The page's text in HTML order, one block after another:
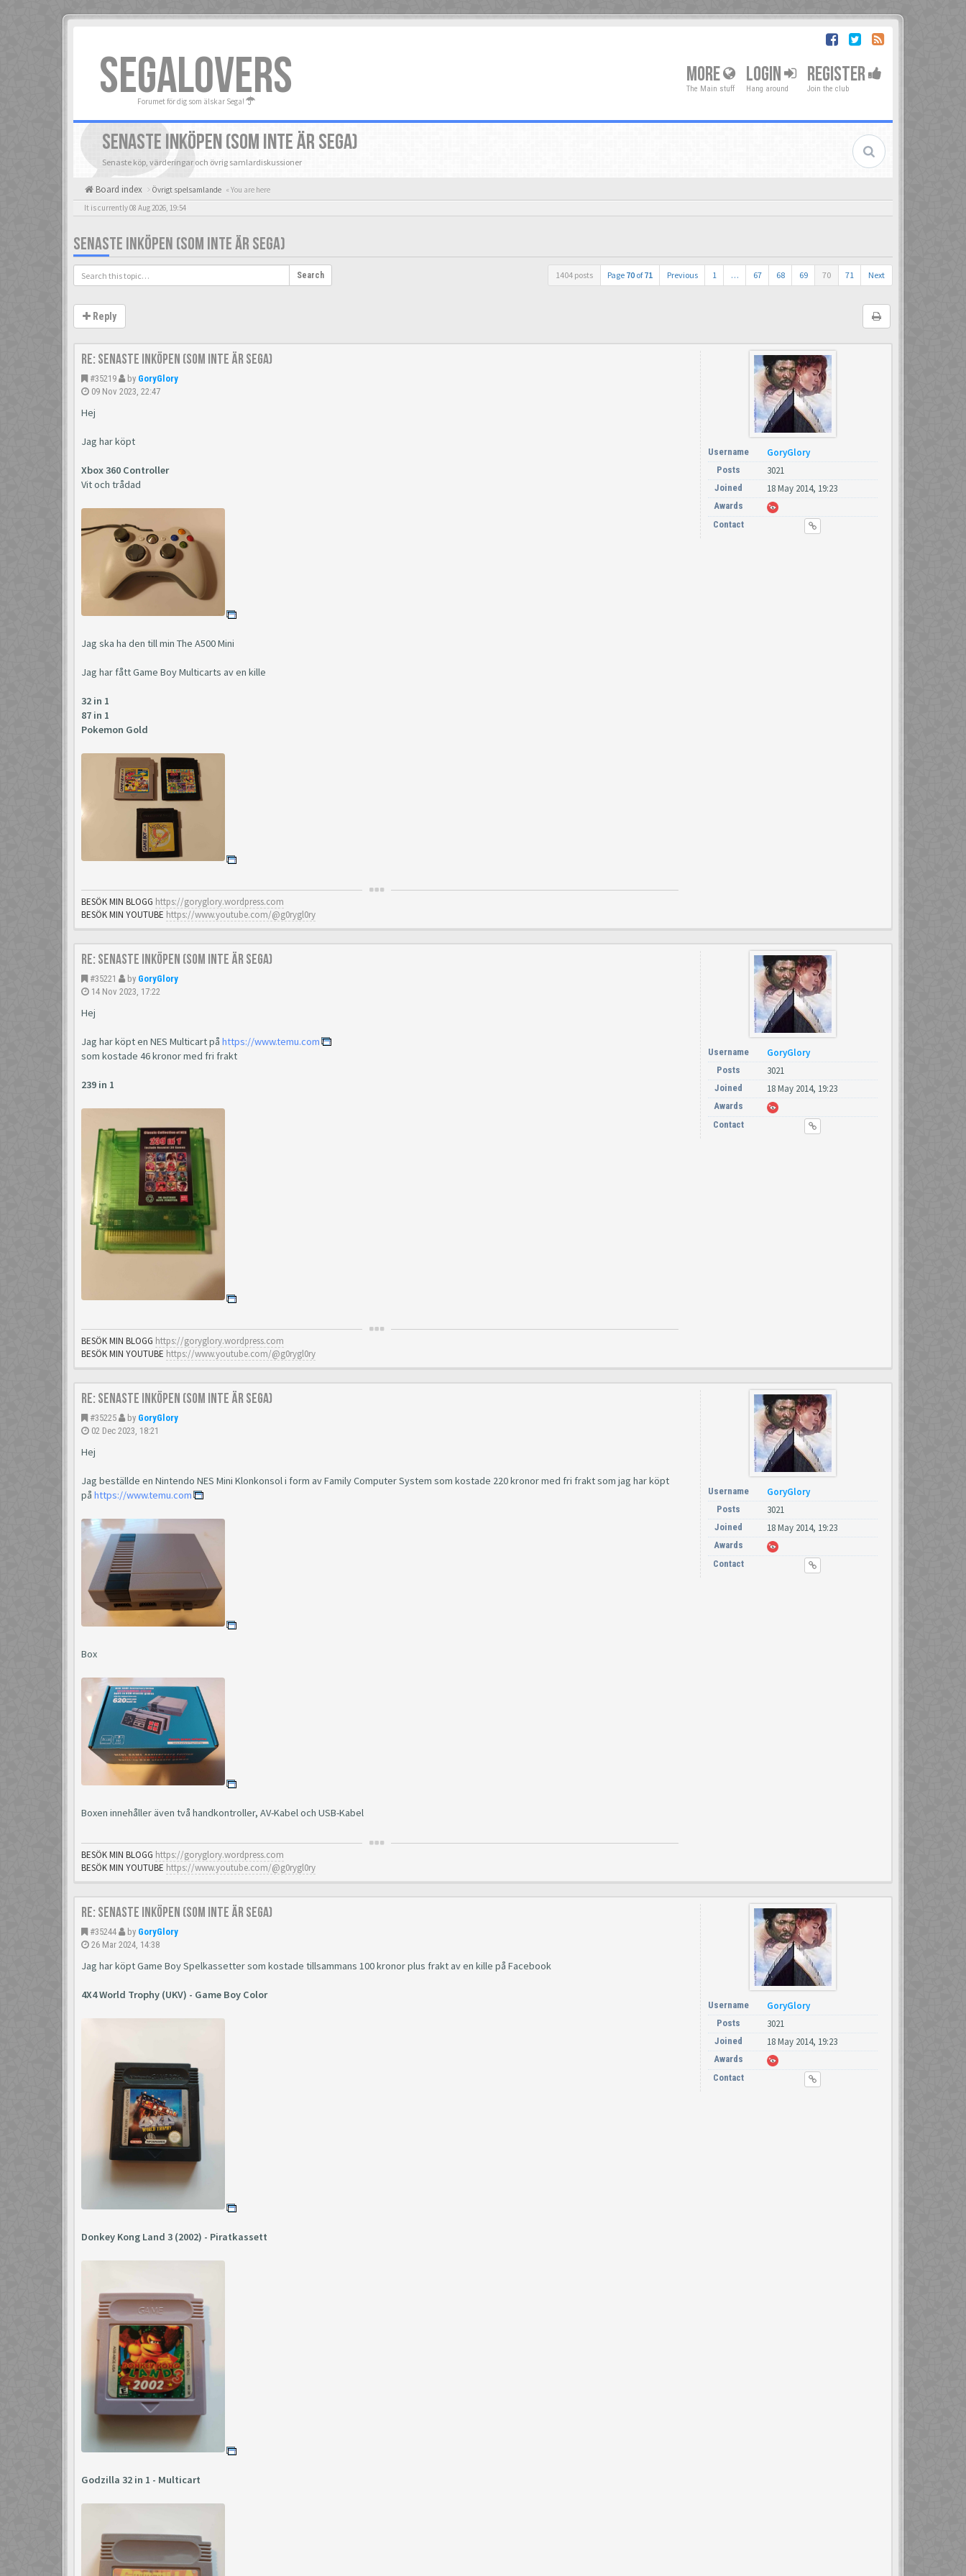
SEGALOVERS
Forumet för dig som älskar Sega!
MORE
The Main stuff
LOGIN
Hang around
REGISTER
Join the club
SENASTE INKÖPEN (SOM INTE ÄR SEGA)
Senaste köp, värderingar och övrig samlardiskussioner
Board index Övrigt spelsamlande « You are here
It is currently 08 Aug 2026, 19:54
SENASTE INKÖPEN (SOM INTE ÄR SEGA)
Search 1404 posts Page 70 of71 Previous 1 … 67 68 69 70 71 Next
Reply
Re: Senaste inköpen (som inte är Sega)
#35219 by GoryGlory
09 Nov 2023, 22:47
Hej
Jag har köpt
Xbox 360 Controller
Vit och trådad
Jag ska ha den till min The A500 Mini
Jag har fått Game Boy Multicarts av en kille
32 in 1
87 in 1
Pokemon Gold
BESÖK MIN BLOGG https://goryglory.wordpress.com
BESÖK MIN YOUTUBE https://www.youtube.com/@g0rygl0ry
Username GoryGlory
Posts 3021
Joined 18 May 2014, 19:23
Awards
Contact
Re: Senaste inköpen (som inte är Sega)
#35221 by GoryGlory
14 Nov 2023, 17:22
Hej
Jag har köpt en NES Multicart på https://www.temu.com
som kostade 46 kronor med fri frakt
239 in 1
BESÖK MIN BLOGG https://goryglory.wordpress.com
BESÖK MIN YOUTUBE https://www.youtube.com/@g0rygl0ry
Username GoryGlory
Posts 3021
Joined 18 May 2014, 19:23
Awards
Contact
Re: Senaste inköpen (som inte är Sega)
#35225 by GoryGlory
02 Dec 2023, 18:21
Hej
Jag beställde en Nintendo NES Mini Klonkonsol i form av Family Computer System som kostade 220 kronor med fri frakt som jag har köpt
på https://www.temu.com
Box
Boxen innehåller även två handkontroller, AV-Kabel och USB-Kabel
BESÖK MIN BLOGG https://goryglory.wordpress.com
BESÖK MIN YOUTUBE https://www.youtube.com/@g0rygl0ry
Username GoryGlory
Posts 3021
Joined 18 May 2014, 19:23
Awards
Contact
Re: Senaste inköpen (som inte är Sega)
#35244 by GoryGlory
26 Mar 2024, 14:38
Jag har köpt Game Boy Spelkassetter som kostade tillsammans 100 kronor plus frakt av en kille på Facebook
4X4 World Trophy (UKV) - Game Boy Color
Donkey Kong Land 3 (2002) - Piratkassett
Godzilla 32 in 1 - Multicart
Username GoryGlory
Posts 3021
Joined 18 May 2014, 19:23
Awards
Contact